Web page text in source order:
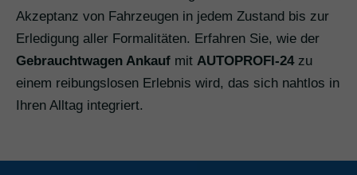
Akzeptanz von Fahrzeugen in jedem Zustand bis zur
Erledigung aller Formalitäten. Erfahren Sie, wie der
Gebrauchtwagen Ankauf mit AUTOPROFI-24zu
einem reibungslosen Erlebnis wird, das sich nahtlos in
Ihren Alltag integriert.